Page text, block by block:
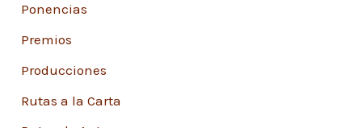
Ponencias
Premios
Producciones
Rutas a la Carta